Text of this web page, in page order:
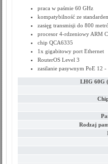
praca w paśmie 60 GHz
kompatybilność ze
zasięg transmisji do 800
procesor 4-rdzeniowy ARM
chip QCA6335
1x gigabitowy port Ethernet
RouterOS Level 3
zasilanie pasywnym PoE 12
LHG 60G
Rodzaj